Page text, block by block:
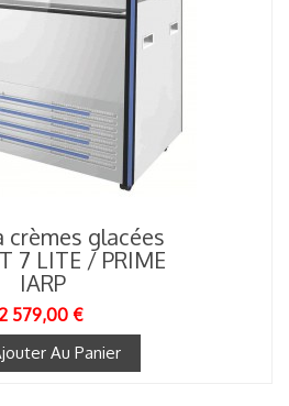
crèmes glacées
7 LITE / PRIME
IARP
2 579,00 €
Au Panier